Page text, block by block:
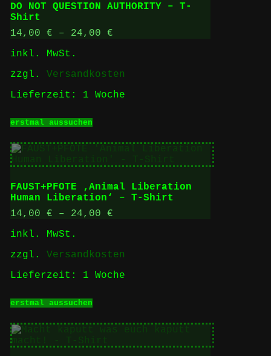
Optionen
auf
werden
DO NOT QUESTION AUTHORITY – T-
Shirt
14,00 € – 24,00 €
inkl. MwSt.
zzgl. Versandkosten
Lieferzeit: 1 Woche
erstmal aussuchenProdukt
mehrere
Varianten
auf.
Die
Optionen
können
auf
werden
FAUST+PFOTE ‚Animal Liberation
Human Liberation‘ – T-Shirt
14,00 € – 24,00 €
inkl. MwSt.
zzgl. Versandkosten
Lieferzeit: 1 Woche
erstmal aussuchenProdukt
mehrere
Varianten
auf.